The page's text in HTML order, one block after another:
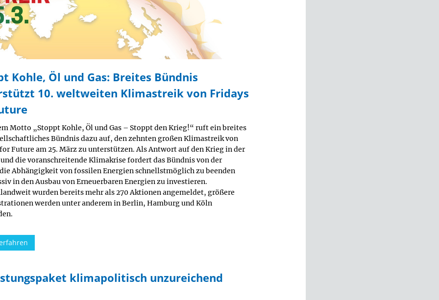
Kohle, Öl und Gas: Breites Bündnis
10. weltweiten Klimastreik von Fridays
Motto „Stoppt Kohle, Öl und Gas – Stoppt den Krieg!“ ruft ein breites
Bündnis dazu auf, den zehnten großen Klimastreik von
Future am 25. März zu unterstützen. Als Antwort auf den Krieg in der
die voranschreitende Klimakrise fordert das Bündnis von der
Abhängigkeit von fossilen Energien schnellstmöglich zu beenden
in den Ausbau von Erneuerbaren Energien zu investieren.
wurden bereits mehr als 270 Aktionen angemeldet, größere
werden unter anderem in Berlin, Hamburg und Köln
klimapolitisch unzureichend